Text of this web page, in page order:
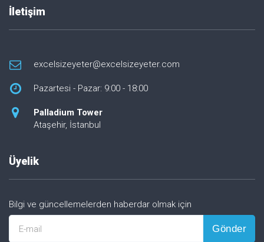
İletişim
excelsizeyeter@excelsizeyeter.com
Pazartesi - Pazar: 9:00 - 18:00
Palladium Tower
Ataşehir, İstanbul
Üyelik
Bilgi ve güncellemelerden haberdar olmak için
E-mail Gönder